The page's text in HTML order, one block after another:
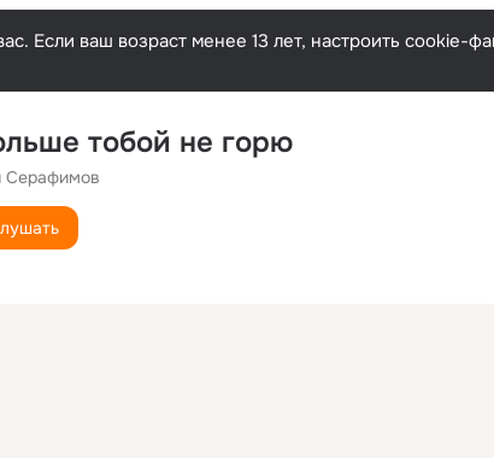
Если ваш возраст менее 13 лет, настроить cookie-
тобой не горю
Серафимов